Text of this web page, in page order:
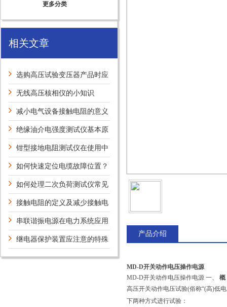
更多分类
相关文章
选购高压试验变压器产品时应
注意的事项
无线高压核相仪的小知识
减小电气设备接触电阻的意义
和方法
绝缘油介电强度测试仪基本原
理 钳型接地电阻测试仪在使用中
应该注意些什么问题？
如何快速定位电缆故障位置？
如何处理二次负荷测试仪常见
问题？
接触电阻的定义及减少接触电
阻措施
串联谐振电源在电力系统应用
中有哪些优点？
继电器保护装置应注意的特殊
问题及分析
产品介绍
MD-D开关动作电压操作电源
MD-D开关动作电压操作电源 一、
高压开关动作电压试验(俗称“(高)低
下两种方式进行试验：